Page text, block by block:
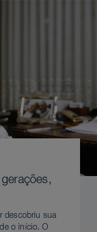
descobriu sua
o início. O